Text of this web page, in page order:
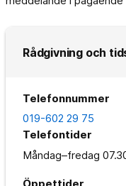
Rådgivning och
Telefonnummer
019-602 29 75
Telefontider
Måndag–fredag
Öppettider